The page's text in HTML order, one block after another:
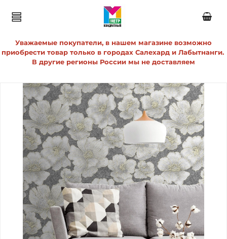
Уважаемые покупатели, в нашем магазине возможно
приобрести товар только в городах Салехард и Лабытнанги.
В другие регионы России мы не доставляем